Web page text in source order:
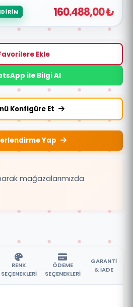
160.488,00 ₺
Ekle
ile Bilgi Al
Konfigüre Et
Yap
mağazalarımızda
RENK
SEÇENEKLERİ
ÖDEME
SEÇENEKLERİ
GARANTİ
& İADE